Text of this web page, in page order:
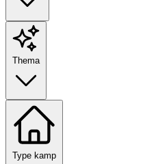
Thema
Type kamp